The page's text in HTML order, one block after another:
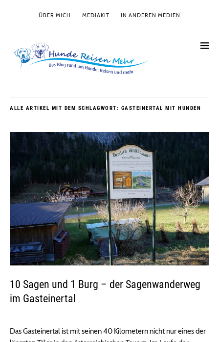
ÜBER MICH MEDIAKIT IN ANDEREN MEDIEN
ALLE ARTIKEL MIT DEM SCHLAGWORT: GASTEINERTAL MIT HUNDEN
10 Sagen und 1 Burg – der Sagenwanderweg
im Gasteinertal
Das Gasteinertal ist mit seinen 40 Kilometern nicht nur eines der